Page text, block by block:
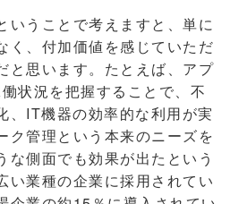
いうことで考えますと、単に
く、付加価値を感じていただ
と思います。たとえば、アプ
状況を把握することで、不
、IT機器の効率的な利用が実
ク管理という本来のニーズを
な側面でも効果が出たという
い業種の企業に採用されてい